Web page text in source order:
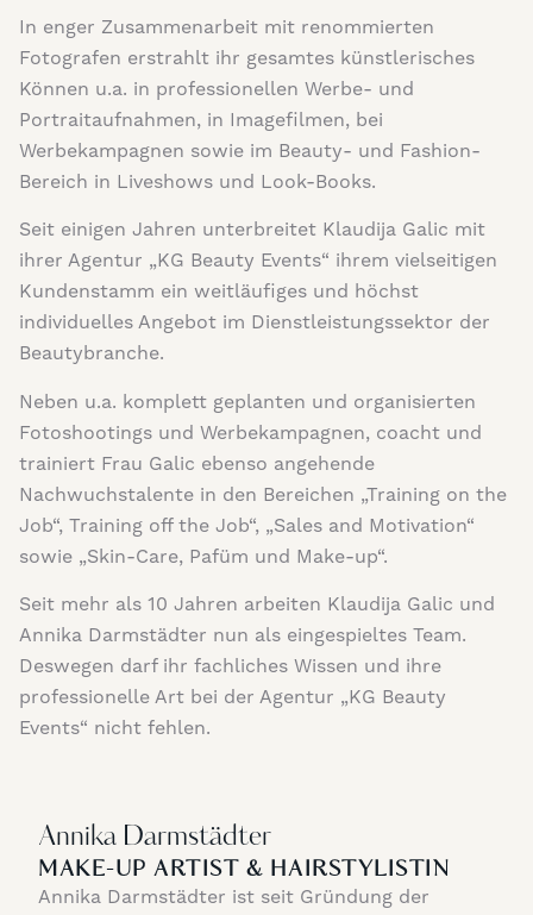
In enger Zusammenarbeit mit renommierten
Fotografen erstrahlt ihr gesamtes künstlerisches
Können u.a. in professionellen Werbe- und
Portraitaufnahmen, in Imagefilmen, bei
Werbekampagnen sowie im Beauty- und Fashion-
Bereich in Liveshows und Look-Books.
Seit einigen Jahren unterbreitet Klaudija Galic mit
ihrer Agentur „KG Beauty Events“ ihrem vielseitigen
Kundenstamm ein weitläufiges und höchst
individuelles Angebot im Dienstleistungssektor der
Beautybranche.
Neben u.a. komplett geplanten und organisierten
Fotoshootings und Werbekampagnen, coacht und
trainiert Frau Galic ebenso angehende
Nachwuchstalente in den Bereichen „Training on the
Job“, Training off the Job“, „Sales and Motivation“
sowie „Skin-Care, Pafüm und Make-up“.
Seit mehr als 10 Jahren arbeiten Klaudija Galic und
Annika Darmstädter nun als eingespieltes Team.
Deswegen darf ihr fachliches Wissen und ihre
professionelle Art bei der Agentur „KG Beauty
Events“ nicht fehlen.
Annika Darmstädter
MAKE-UP ARTIST & HAIRSTYLISTIN
Annika Darmstädter ist seit Gründung der